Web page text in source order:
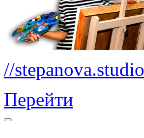
//stepanova.studio
Перейти